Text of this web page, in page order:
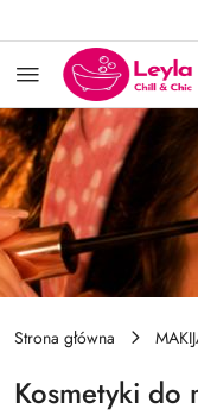
Strona główna
Kosmetyki do